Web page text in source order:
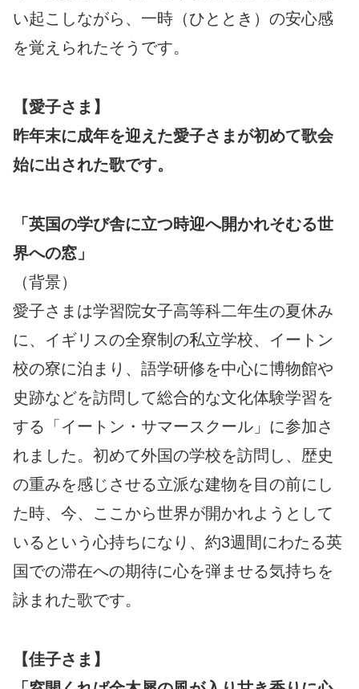
い起こしながら、一時（ひととき）の安心感
を覚えられたそうです。
【愛子さま】
昨年末に成年を迎えた愛子さまが初めて歌会
始に出された歌です。
「英国の学び舎に立つ時迎へ開かれそむる世
界への窓」
（背景）
愛子さまは学習院女子高等科二年生の夏休み
に、イギリスの全寮制の私立学校、イートン
校の寮に泊まり、語学研修を中心に博物館や
史跡などを訪問して総合的な文化体験学習を
する「イートン・サマースクール」に参加さ
れました。初めて外国の学校を訪問し、歴史
の重みを感じさせる立派な建物を目の前にし
た時、今、ここから世界が開かれようとして
いるという心持ちになり、約3週間にわたる英
国での滞在への期待に心を弾ませる気持ちを
詠まれた歌です。
【佳子さま】